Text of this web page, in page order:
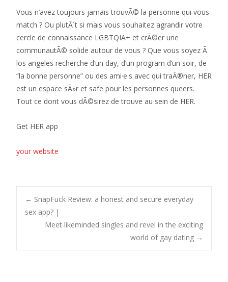
Vous n’avez toujours jamais trouvÃ© la personne qui vous
match ? Ou plutÃ´t si mais vous souhaitez agrandir votre
cercle de connaissance LGBTQIA+ et crÃ©er une
communautÃ© solide autour de vous ? Que vous soyez Ã
los angeles recherche d’un day, d’un program d’un soir, de
“la bonne personne” ou des ami·e·s avec qui traÃ®ner, HER
est un espace sÃ»r et safe pour les personnes queers.
Tout ce dont vous dÃ©sirez de trouve au sein de HER.
Get HER app
your website
Post navigation
← SnapFuck Review: a honest and secure everyday
sex app? |
Meet likeminded singles and revel in the exciting
world of gay dating →